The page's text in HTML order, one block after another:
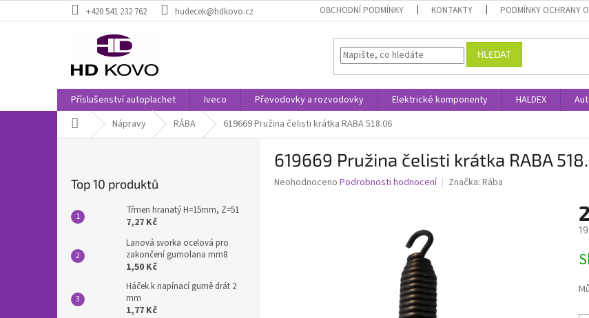
na
+420 541 232 762 hudecek@hdkovo.cz OBCHODNÍ PODMÍNKY KONTAKTY PODMÍNKY OCHRANY
HLEDAT
Příslušenství autoplachet Iveco Převodovky a rozvodovky Elektrické komponenty HALDEX
Domů Nápravy RÁBA 619669 Pružina čelisti krátka RABA 518.06
Top 10 produktů
Třmen hranatý H=15mm, Z=51
7,27 Kč
Lanová svorka ocelová pro
zakončení gumolana mm8
1,50 Kč
Háček k napínací gumě drát 2
mm
1,77 Kč
619669 Pružina čelisti krátka RABA
Průměrné
Neohodnoceno Podrobnosti hodnocení Značka: Rába